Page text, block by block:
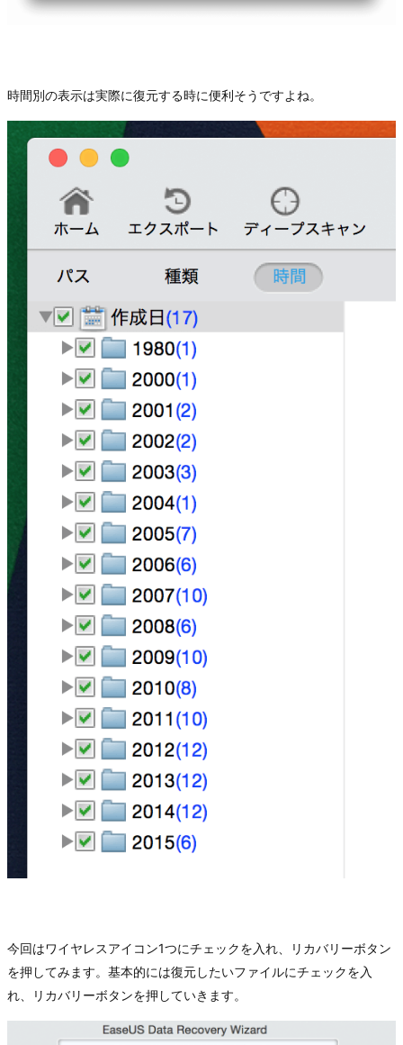
時間別の表示は実際に復元する時に便利そうですよね。
今回はワイヤレスアイコン1つにチェックを入れ、リカバリーボタン
を押してみます。基本的には復元したいファイルにチェックを入
れ、リカバリーボタンを押していきます。